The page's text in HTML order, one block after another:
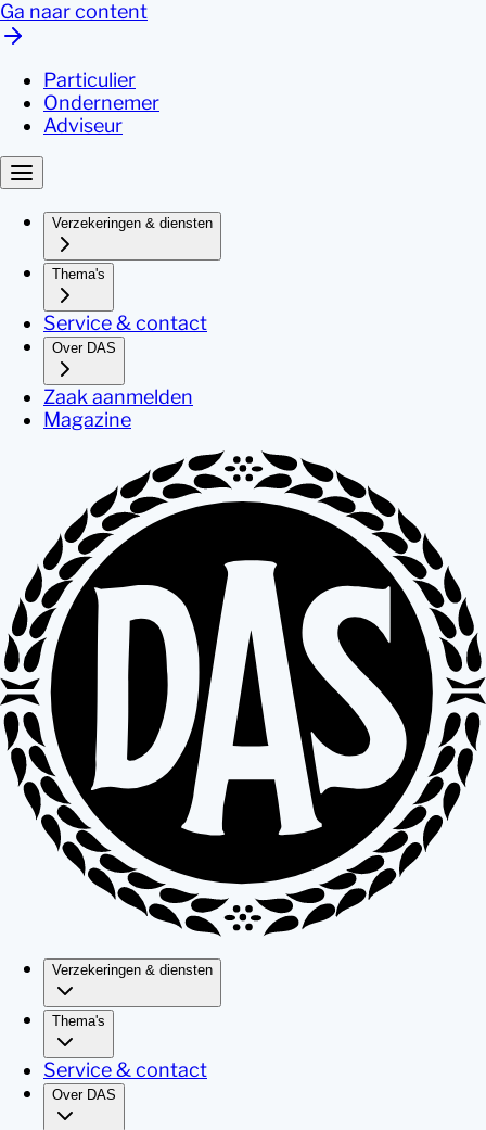
Ga naar content
Particulier
Ondernemer
Adviseur
Verzekeringen & diensten
Thema's
Service & contact
Over DAS
Zaak aanmelden
Magazine
Verzekeringen & diensten
Thema's
Service & contact
Over DAS